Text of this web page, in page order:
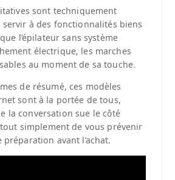
sont techniquement
à des fonctionnalités biens
l’épilateur sans système
électrique, les marches
au moment de sa touche.
de résumé, ces modèles
sont à la portée de tous,
la conversation sue le côté
simplement de vous prévenir
avant l’achat.